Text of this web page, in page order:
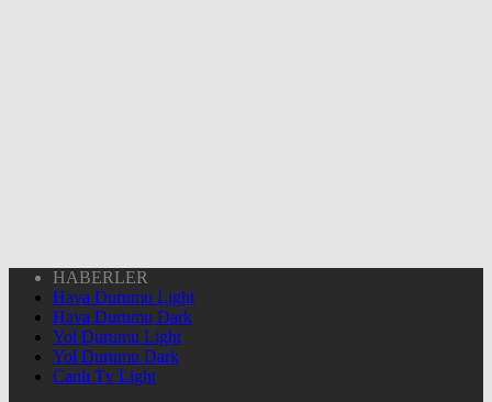
HABERLER
Hava Durumu Light
Hava Durumu Dark
Yol Durumu Light
Yol Durumu Dark
Canlı Tv Light